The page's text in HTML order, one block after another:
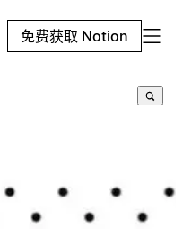
免费获取 Notion